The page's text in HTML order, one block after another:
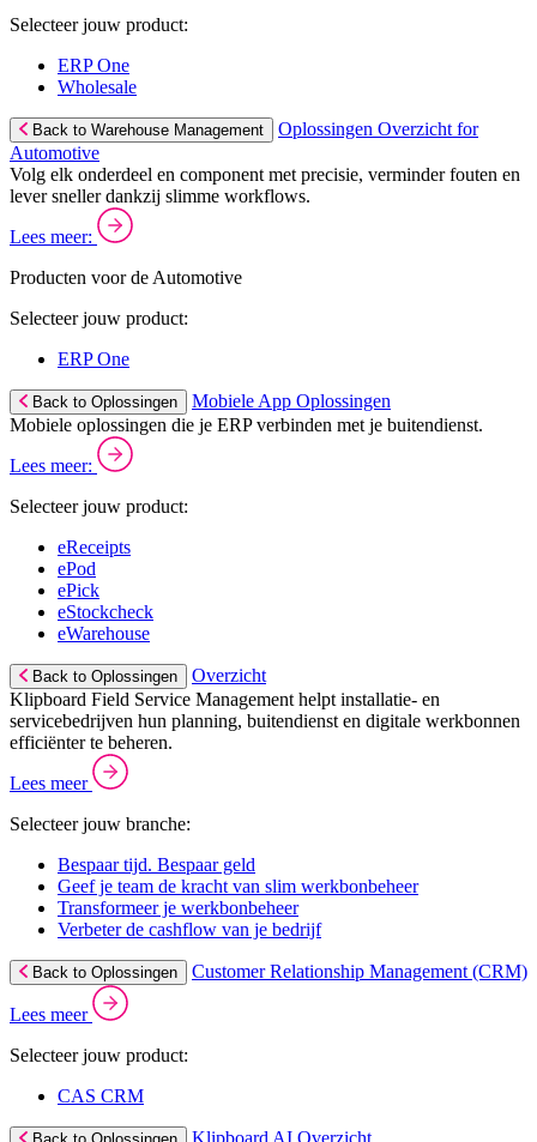
Selecteer jouw product:
ERP One
Wholesale
Back to Warehouse Management
Oplossingen Overzicht for
Automotive
Volg elk onderdeel en component met precisie, verminder fouten en
lever sneller dankzij slimme workflows.
Lees meer:
Producten voor de Automotive
Selecteer jouw product:
ERP One
Back to Oplossingen
Mobiele App Oplossingen
Mobiele oplossingen die je ERP verbinden met je buitendienst.
Lees meer:
Selecteer jouw product:
eReceipts
ePod
ePick
eStockcheck
eWarehouse
Back to Oplossingen
Overzicht
Klipboard Field Service Management helpt installatie- en
servicebedrijven hun planning, buitendienst en digitale werkbonnen
efficiënter te beheren.
Lees meer
Selecteer jouw branche:
Bespaar tijd. Bespaar geld
Geef je team de kracht van slim werkbonbeheer
Transformeer je werkbonbeheer
Verbeter de cashflow van je bedrijf
Back to Oplossingen Customer Relationship Management (CRM)
Lees meer
Selecteer jouw product:
CAS CRM
Klipboard AI Overzicht